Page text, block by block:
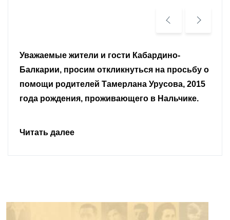
Уважаемые земляки и все неравнодушные
граждане.
Читать далее